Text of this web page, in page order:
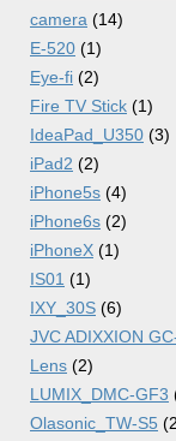
camera (14)
E-520 (1)
Eye-fi (2)
Fire TV Stick (1)
IdeaPad_U350 (3)
iPad2 (2)
iPhone5s (4)
iPhone6s (2)
iPhoneX (1)
IS01 (1)
IXY_30S (6)
JVC ADIXXION
Lens (2)
LUMIX_DMC-GF3
Olasonic_TW-S5